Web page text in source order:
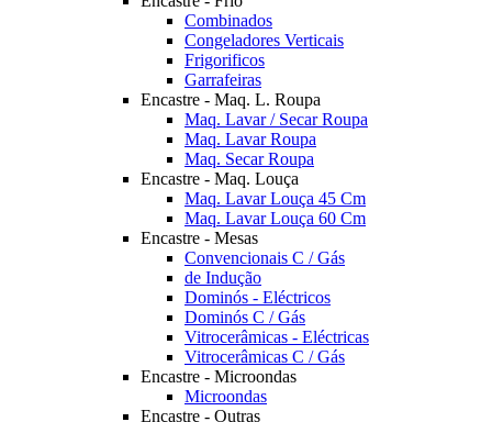
Combinados
Congeladores Verticais
Frigorificos
Garrafeiras
Encastre - Maq. L. Roupa
Maq. Lavar / Secar Roupa
Maq. Lavar Roupa
Maq. Secar Roupa
Encastre - Maq. Louça
Maq. Lavar Louça 45 Cm
Maq. Lavar Louça 60 Cm
Encastre - Mesas
Convencionais C / Gás
de Indução
Dominós - Eléctricos
Dominós C / Gás
Vitrocerâmicas - Eléctricas
Vitrocerâmicas C / Gás
Encastre - Microondas
Microondas
Encastre - Outras